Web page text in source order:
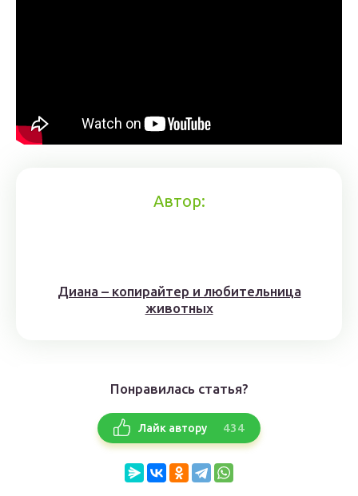
Автор:
Диана – копирайтер и любительница
животных
Понравилась статья?
Лайк автору 434